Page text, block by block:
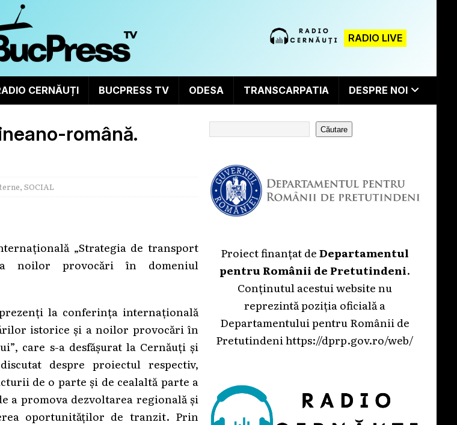
RADIO LIVE
CERNĂUȚI BUCPRESS TV ODESA TRANSCARPATIA DESPRE NOI
română.
, SOCIAL
„Strategia de transport
noilor provocări în domeniul
la conferința internațională
istorice și a noilor provocări în
care s-a desfășurat la Cernăuți și
despre proiectul respectiv,
de o parte și de cealaltă parte a
a promova dezvoltarea regională și
oportunităților de tranzit. Prin
Căutare
Proiect finanțat deDepartamentul
pentru Românii de Pretutindeni.
Conținutul acestui website nu
reprezintă poziția oficială a
Departamentului pentru Românii de
Pretutindenihttps://dprp.gov.ro/web/